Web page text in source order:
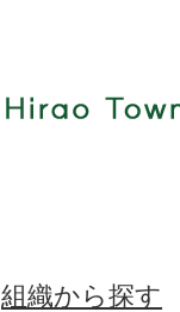
組織から探す